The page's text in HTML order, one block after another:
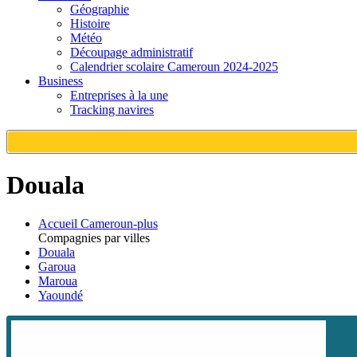
Géographie
Histoire
Météo
Découpage administratif
Calendrier scolaire Cameroun 2024-2025
Business
Entreprises à la une
Tracking navires
Douala
Accueil Cameroun-plus
Compagnies par villes
Douala
Garoua
Maroua
Yaoundé